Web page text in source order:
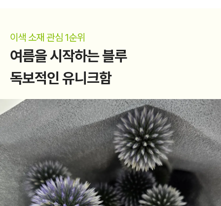
이색 소재 관심 1순위
여름을 시작하는 블루
독보적인 유니크함